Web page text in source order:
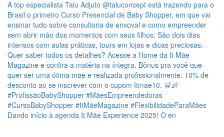
Dando início à agenda It Mãe Experience 2025! O en